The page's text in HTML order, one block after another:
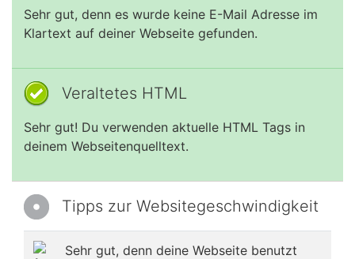
Sehr gut, denn es wurde keine E-Mail Adresse im
Klartext auf deiner Webseite gefunden.
Veraltetes HTML
Sehr gut! Du verwenden aktuelle HTML Tags in
deinem Webseitenquelltext.
Tipps zur Websitegeschwindigkeit
Sehr gut, denn deine Webseite benutzt